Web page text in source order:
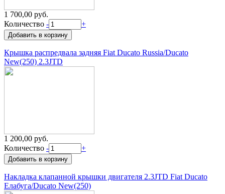
1 700,00 руб.
Количество - +
Крышка распредвала задняя Fiat Ducato Russia/Ducato
New(250) 2.3JTD
1 200,00 руб.
Количество - +
Накладка клапанной крышки двигателя 2.3JTD Fiat Ducato
Елабуга/Ducato New(250)